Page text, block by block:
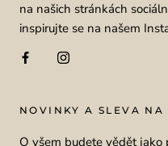
na našich stránkách
inspirujte se na našem
NOVINKY A SLEVA
O všem budete vědět jako